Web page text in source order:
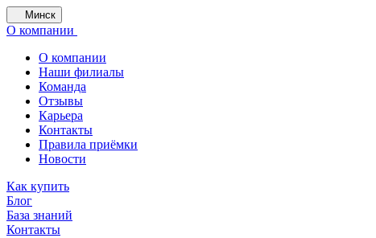
Минск
О компании
О компании
Наши филиалы
Команда
Отзывы
Карьера
Контакты
Правила приёмки
Новости
Как купить
Блог
База знаний
Контакты